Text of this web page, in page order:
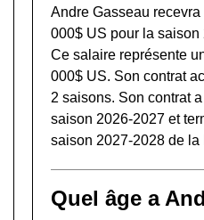
Andre Gasseau
000$ US pour la
Ce salaire représente
000$ US. Son contrat
2 saisons. Son contrat
saison 2026-2027 et
saison 2027-2028 de la
Quel âge a